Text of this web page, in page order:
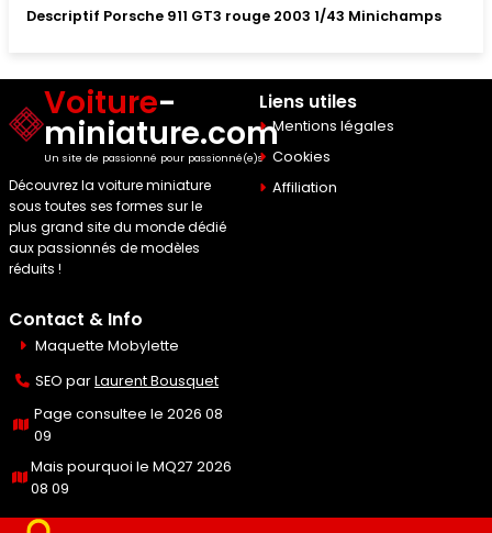
Descriptif Porsche 911 GT3 rouge 2003 1/43 Minichamps
Voiture-
miniature.com
Un site de passionné pour passionné(e)s
Découvrez la voiture miniature
sous toutes ses formes sur le
plus grand site du monde dédié
aux passionnés de modèles
réduits !
Liens utiles
Mentions légales
Cookies
Affiliation
Contact & Info
Maquette Mobylette
SEO parLaurent Bousquet
Page consultee le 2026 08
09
Mais pourquoi le MQ27 2026
08 09